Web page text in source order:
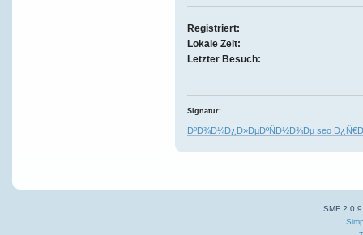
Registriert:
Lokale Zeit:
Letzter Besuch:
Signatur:
ÐºÐ¾Ð¼Ð¿Ð»ÐµÐºÑÐ½Ð¾Ðµ seo
SMF 2.0.9